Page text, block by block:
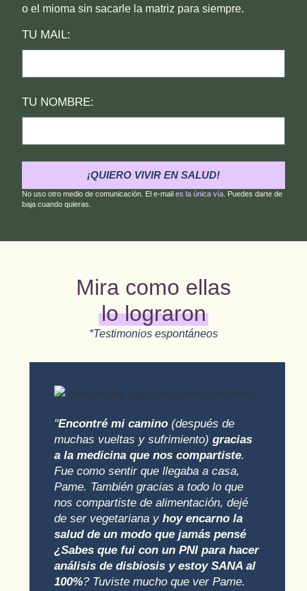
o el mioma sin sacarle la matriz para siempre.
TU MAIL:
TU NOMBRE:
¡QUIERO VIVIR EN SALUD!
No uso otro medio de comunicación. El e-mail es la única vía . Puedes darte de
baja cuando quieras.
Mira como ellas
lo lograron
*Testimonios espontáneos
"Encontré mi camino (después de
muchas vueltas y sufrimiento)gracias
a la medicina que nos compartiste.
Fue como sentir que llegaba a casa,
Pame. También gracias a todo lo que
nos compartiste de alimentación, dejé
de ser vegetariana yhoy encarno la
salud de un modo que jamás pensé
¿Sabes que fui con un PNI para hacer
análisis de disbiosis y estoy SANA al
100%? Tuviste mucho que ver Pame.